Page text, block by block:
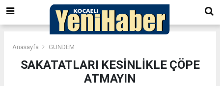
Anasayfa GÜNDEM
SAKATATLARI KESİNLİKLE ÇÖPE
ATMAYIN